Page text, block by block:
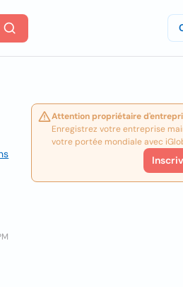
Attention propriétaire
Enregistrez votre entreprise
votre portée mondiale avec